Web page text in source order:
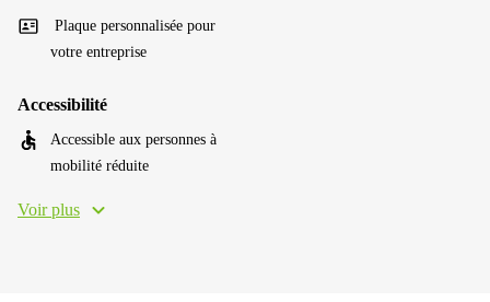
Plaque personnalisée pour
votre entreprise
Accessibilité
Accessible aux personnes à
mobilité réduite
Voir plus